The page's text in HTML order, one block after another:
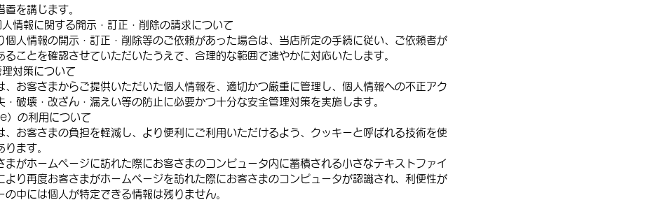
を講じます。
情報に関する開示・訂正・削除の請求について
個人情報の開示・訂正・削除等のご依頼があった場合は、当店所定の手続に従い、ご依頼者が
ることを確認させていただいたうえで、合理的な範囲で速やかに対応いたします。
対策について
、お客さまからご提供いただいた個人情報を、適切かつ厳重に管理し、個人情報への不正アク
・破壊・改ざん・漏えい等の防止に必要かつ十分な安全管理対策を実施します。
）の利用について
、お客さまの負担を軽減し、より便利にご利用いただけるよう、クッキーと呼ばれる技術を使
ます。
まがホームページに訪れた際にお客さまのコンピュータ内に蓄積される小さなテキストファイ
より再度お客さまがホームページを訪れた際にお客さまのコンピュータが認識され、利便性が
の中には個人が特定できる情報は残りません。